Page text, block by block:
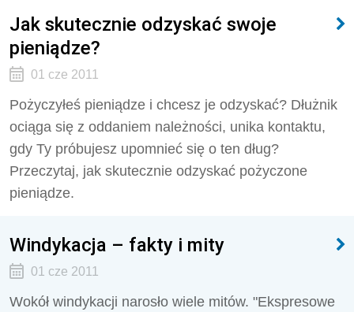
Jak skutecznie odzyskać swoje
pieniądze?
01 cze 2011
Pożyczyłeś pieniądze i chcesz je odzyskać? Dłużnik
ociąga się z oddaniem należności, unika kontaktu,
gdy Ty próbujesz upomnieć się o ten dług?
Przeczytaj, jak skutecznie odzyskać pożyczone
pieniądze.
Windykacja – fakty i mity
01 cze 2011
Wokół windykacji narosło wiele mitów. "Ekspresowe